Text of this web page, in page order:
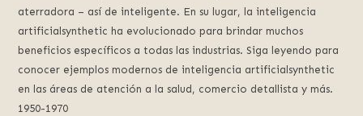
aterradora – así de inteligente. En su lugar, la inteligencia
artificialsynthetic ha evolucionado para brindar muchos
beneficios específicos a todas las industrias. Siga leyendo para
conocer ejemplos modernos de inteligencia artificialsynthetic
en las áreas de atención a la salud, comercio detallista y más.
1950-1970